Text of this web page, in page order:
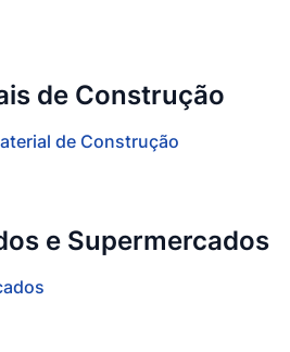
de Construção
de Construção
e Supermercados